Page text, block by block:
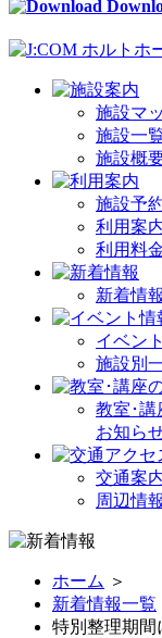
施設マ
施設一
施設概
施設予
利用案
利用料
新着情
イベン
施設別
教室･講
お知ら
交通案
周辺情報
ホーム ＞
新着情報一覧
特別整理期間